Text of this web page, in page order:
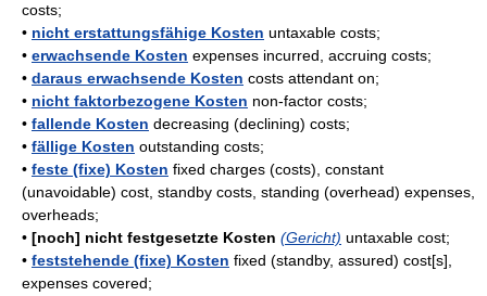
costs;
• nicht erstattungsfähige Kosten untaxable costs;
• erwachsende Kosten expenses incurred, accruing costs;
• daraus erwachsende Kosten costs attendant on;
• nicht faktorbezogene Kosten non-factor costs;
• fallende Kosten decreasing (declining) costs;
• fällige Kosten outstanding costs;
• feste (fixe) Kosten fixed charges (costs), constant
(unavoidable) cost, standby costs, standing (overhead) expenses,
overheads;
• [noch] nicht festgesetzte Kosten (Gericht) untaxable cost;
• feststehende (fixe) Kosten fixed (standby, assured) cost[s],
expenses covered;